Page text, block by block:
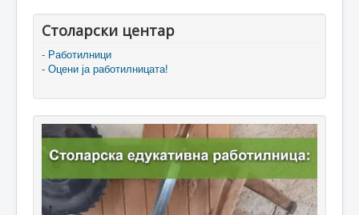
Столарски центар
- Работилници
- Оцени ја работилницата!